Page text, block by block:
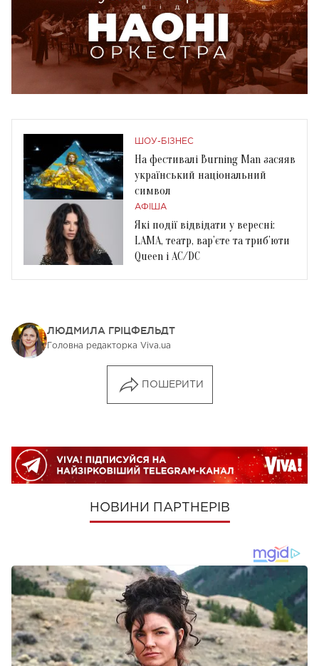
ШОУ-БІЗНЕС
На фестивалі Burning Man засяяв
український національний
символ
АФІША
Які події відвідати у вересні:
LAMA, театр, вар’єте та триб’юти
Queen і AC/DC
ЛЮДМИЛА ГРІЦФЕЛЬДТ
Головна редакторка Viva.ua
ПОШЕРИТИ
НОВИНИ ПАРТНЕРІВ